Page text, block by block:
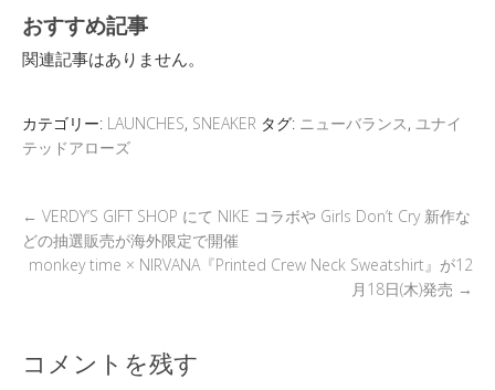
e tt
er
e
a
d a o
おすすめ記事
関連記事はありません。
カテゴリー: LAUNCHES, SNEAKER タグ: ニューバランス, ユナイ
テッドアローズ
← VERDY’S GIFT SHOP にて NIKE コラボや Girls Don’t Cry 新作な
どの抽選販売が海外限定で開催
monkey time × NIRVANA『Printed Crew Neck Sweatshirt』が12
月18日(木)発売 →
コメントを残す